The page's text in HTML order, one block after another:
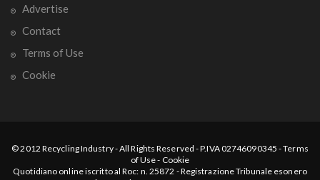
Advertise
Contact
Terms of Use
Cookie
© 2012 Recycling Industry-All Rights Reserved - P.IVA 02746090345 -Terms
of Use- Cookie
Quotidiano online iscritto al Roc: n. 25872 - Registrazione Tribunale esonero